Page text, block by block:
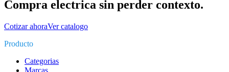
Compra electrica sin perder contexto.
Cotizar ahoraVer catalogo
Producto
Categorias
Marcas